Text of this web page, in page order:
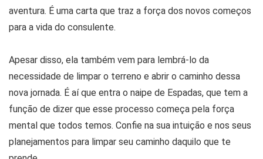
aventura. É uma carta que traz a força dos novos começos
para a vida do consulente.
Apesar disso, ela também vem para lembrá-lo da
necessidade de limpar o terreno e abrir o caminho dessa
nova jornada. É aí que entra o naipe de Espadas, que tem a
função de dizer que esse processo começa pela força
mental que todos temos. Confie na sua intuição e nos seus
planejamentos para limpar seu caminho daquilo que te